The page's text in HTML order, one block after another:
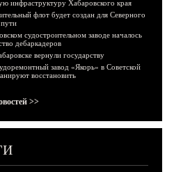
инфраструктуру Хабаровского края
флот будет создан для Северного
судостроительном заводе началось
дебаркадеров
вернули государству
завод «Якорь» в Советской
восстановить
>>